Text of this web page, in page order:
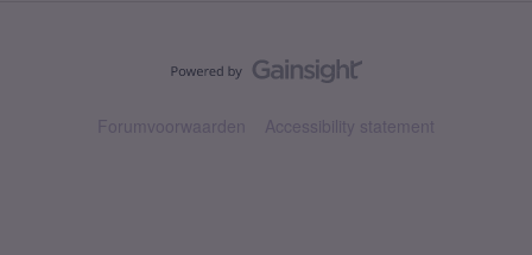
Forumvoorwaarden Accessibility statement